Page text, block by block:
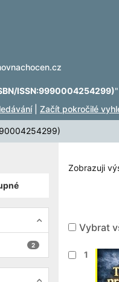
ISSN:9990004254299)"
| Začít pokročilé
Zobrazuji
Vybrat
1
2